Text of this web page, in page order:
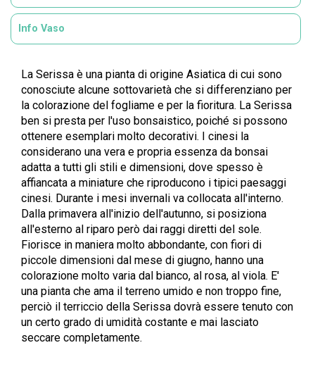
Info Vaso
La Serissa è una pianta di origine Asiatica di cui sono
conosciute alcune sottovarietà che si differenziano per
la colorazione del fogliame e per la fioritura. La Serissa
ben si presta per l'uso bonsaistico, poiché si possono
ottenere esemplari molto decorativi. I cinesi la
considerano una vera e propria essenza da bonsai
adatta a tutti gli stili e dimensioni, dove spesso è
affiancata a miniature che riproducono i tipici paesaggi
cinesi. Durante i mesi invernali va collocata all'interno.
Dalla primavera all'inizio dell'autunno, si posiziona
all'esterno al riparo però dai raggi diretti del sole.
Fiorisce in maniera molto abbondante, con fiori di
piccole dimensioni dal mese di giugno, hanno una
colorazione molto varia dal bianco, al rosa, al viola. E'
una pianta che ama il terreno umido e non troppo fine,
perciò il terriccio della Serissa dovrà essere tenuto con
un certo grado di umidità costante e mai lasciato
seccare completamente.